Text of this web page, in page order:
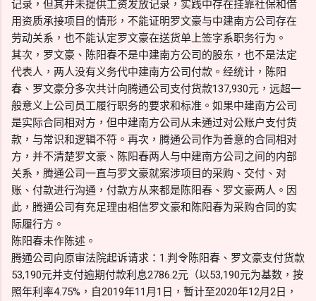
记录，但其并未提供工资发放记录，实践中存在挂靠社保和借
用资质承接项目的情形，不能证明罗文豪与中建南方公司存在
劳动关系，也不能认定罗文豪在送货单上签字系职务行为。
其次，罗文豪、陈阳春不是中建南方公司的股东，也不是法定
代表人，两人没有义务代中建南方公司付款。经统计，陈阳
春、罗文豪分多次共计向腾通公司支付货款137,930元，远超一
般意义上公司员工履行职务的要求和标准。如果中建南方公司
是实际合同相对方，但中建南方公司从未通过对公账户支付货
款，与常识和逻辑不符。再次，腾通公司作为善意的合同相对
方，并不清楚罗文豪、陈阳春两人与中建南方公司之间的内部
关系，腾通公司一直与罗文豪就案涉项目的采购、交付、对
账、付款进行沟通，付款方从来都是陈阳春、罗文豪两人。因
此，腾通公司有充足理由相信罗文豪和陈阳春为采购合同的实
际履行方。
陈阳春未作陈述。
腾通公司向原审法院起诉请求：1.判令陈阳春、罗文豪支付货款
53,190元并支付逾期付款利息2786.2元（以53,190元为基数，按
照年利率4.75%，自2019年11月1日，暂计至2020年12月2日，